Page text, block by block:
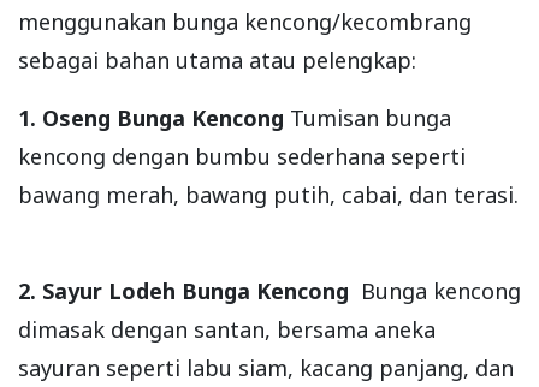
menggunakan bunga kencong/kecombrang
sebagai bahan utama atau pelengkap:
1. Oseng Bunga Kencong Tumisan bunga
kencong dengan bumbu sederhana seperti
bawang merah, bawang putih, cabai, dan terasi.
2. Sayur Lodeh Bunga Kencong Bunga kencong
dimasak dengan santan, bersama aneka
sayuran seperti labu siam, kacang panjang, dan